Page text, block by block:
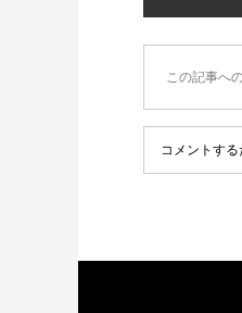
この記事へ
コメントする